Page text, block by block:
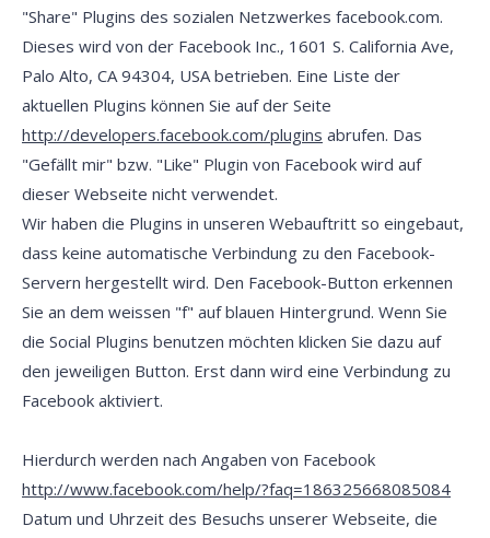
"Share" Plugins des sozialen Netzwerkes facebook.com.
Dieses wird von der Facebook Inc., 1601 S. California Ave,
Palo Alto, CA 94304, USA betrieben. Eine Liste der
aktuellen Plugins können Sie auf der Seite
http://developers.facebook.com/plugins abrufen. Das
"Gefällt mir" bzw. "Like" Plugin von Facebook wird auf
dieser Webseite nicht verwendet.
Wir haben die Plugins in unseren Webauftritt so eingebaut,
dass keine automatische Verbindung zu den Facebook-
Servern hergestellt wird. Den Facebook-Button erkennen
Sie an dem weissen "f" auf blauen Hintergrund. Wenn Sie
die Social Plugins benutzen möchten klicken Sie dazu auf
den jeweiligen Button. Erst dann wird eine Verbindung zu
Facebook aktiviert.
Hierdurch werden nach Angaben von Facebook
http://www.facebook.com/help/?faq=186325668085084
Datum und Uhrzeit des Besuchs unserer Webseite, die